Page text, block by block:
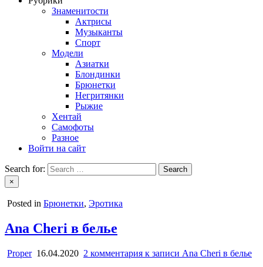
Знаменитости
Актрисы
Музыканты
Спорт
Модели
Азиатки
Блондинки
Брюнетки
Негритянки
Рыжие
Хентай
Самофоты
Разное
Войти на сайт
Search for:
×
Posted in Брюнетки, Эротика
Ana Cheri в белье
Proper 16.04.2020 2 комментария к записи Ana Cheri в белье